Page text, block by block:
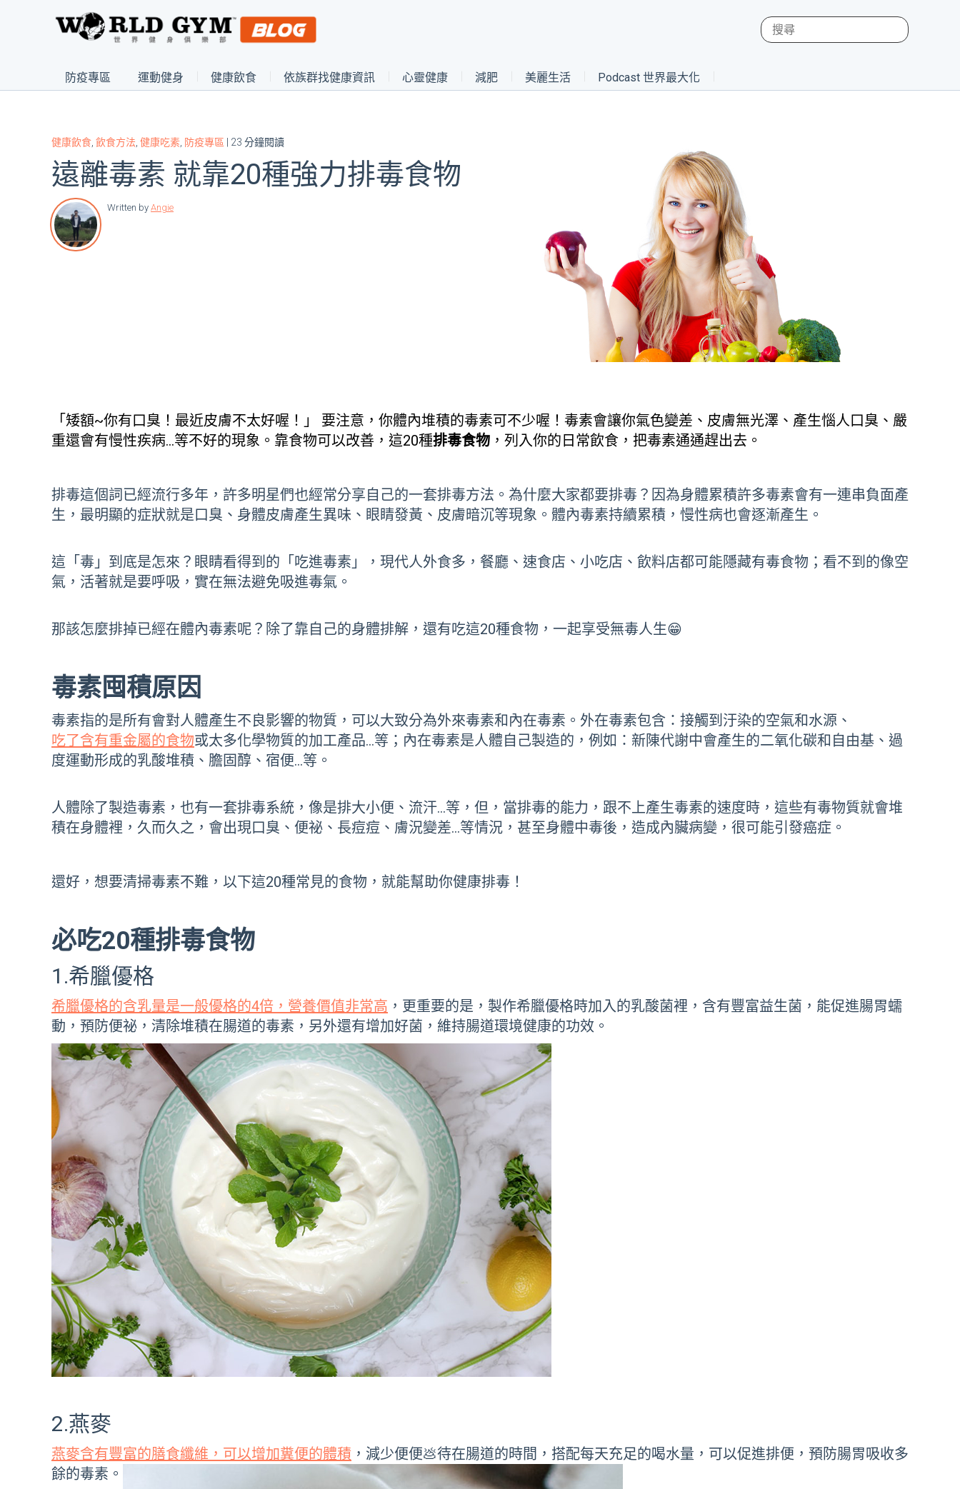
防疫專區 運動健身 健康飲食 依族群找健康資訊 心靈健康 減肥 美麗生活 Podcast 世界最大化
健康飲食 飲食方法 健康吃素 防疫專區 | 23 分鐘閱讀
遠離毒素 就靠20種強力排毒食物
Written by Angie
「矮額~你有口臭！最近皮膚不太好喔！」 要注意，你體內堆積的毒素可不少喔！毒素會讓你氣色變差、皮膚無光澤、產生惱人口臭、嚴
重還會有慢性疾病…等不好的現象。靠食物可以改善，這20種排毒食物 ，列入你的日常飲食，把毒素通通趕出去。
排毒這個詞已經流行多年，許多明星們也經常分享自己的一套排毒方法。為什麼大家都要排毒？因為身體累積許多毒素會有一連串負面產
生，最明顯的症狀就是口臭、身體皮膚產生異味、眼睛發黃、皮膚暗沉等現象。體內毒素持續累積，慢性病也會逐漸產生。
這「毒」到底是怎來？眼睛看得到的「吃進毒素」，現代人外食多，餐廳、速食店、小吃店、飲料店都可能隱藏有毒食物；看不到的像空
氣，活著就是要呼吸，實在無法避免吸進毒氣。
那該怎麼排掉已經在體內毒素呢？除了靠自己的身體排解，還有吃這20種食物，一起享受無毒人生😁
毒素囤積原因
毒素指的是所有會對人體產生不良影響的物質，可以大致分為外來毒素和內在毒素。外在毒素包含：接觸到汙染的空氣和水源、
吃了含有重金屬的食物或太多化學物質的加工產品…等；內在毒素是人體自己製造的，例如：新陳代謝中會產生的二氧化碳和自由基、過
度運動形成的乳酸堆積、膽固醇、宿便…等。
人體除了製造毒素，也有一套排毒系統，像是排大小便、流汗…等，但，當排毒的能力，跟不上產生毒素的速度時，這些有毒物質就會堆
積在身體裡，久而久之，會出現口臭、便祕、長痘痘、膚況變差…等情況，甚至身體中毒後，造成內臟病變，很可能引發癌症。
還好，想要清掃毒素不難，以下這20種常見的食物，就能幫助你健康排毒！
必吃20種排毒食物
1.希臘優格
希臘優格的含乳量是一般優格的4倍，營養價值非常高 ，更重要的是，製作希臘優格時加入的乳酸菌裡，含有豐富益生菌，能促進腸胃蠕
動，預防便祕，清除堆積在腸道的毒素，另外還有增加好菌，維持腸道環境健康的功效。
2.燕麥
燕麥含有豐富的膳食纖維，可以增加糞便的體積 ，減少便便💩待在腸道的時間，搭配每天充足的喝水量，可以促進排便，預防腸胃吸收多
餘的毒素。